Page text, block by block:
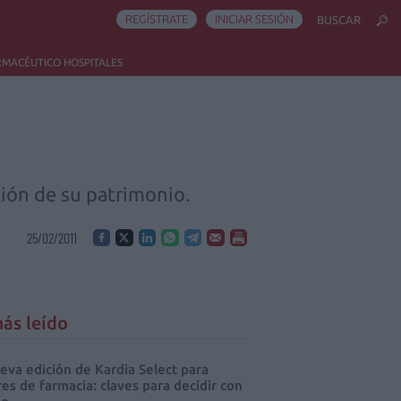
HOSPITALES
REGÍSTRATE INICIAR SESIÓN BUSCAR
de su patrimonio.
25/02/2011
leído
edición de Kardia Select para
de farmacia: claves para decidir con